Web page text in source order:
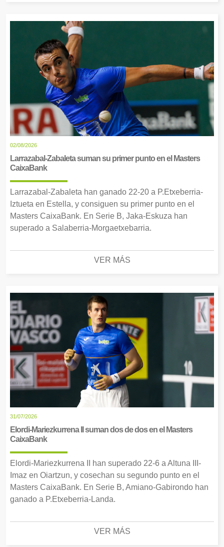
02/08/2026
Larrazabal-Zabaleta suman su primer punto en el Masters
CaixaBank
Larrazabal-Zabaleta han ganado 22-20 a P.Etxeberria-
Iztueta en Estella, y consiguen su primer punto en el
Masters CaixaBank. En Serie B, Jaka-Eskuza han
superado a Salaberria-Morgaetxebarria.
VER MÁS
31/07/2026
Elordi-Mariezkurrena II suman dos de dos en el Masters
CaixaBank
Elordi-Mariezkurrena II han superado 22-6 a Altuna III-
Imaz en Oiartzun, y cosechan su segundo punto en el
Masters CaixaBank. En Serie B, Amiano-Gabirondo han
ganado a P.Etxeberria-Landa.
VER MÁS